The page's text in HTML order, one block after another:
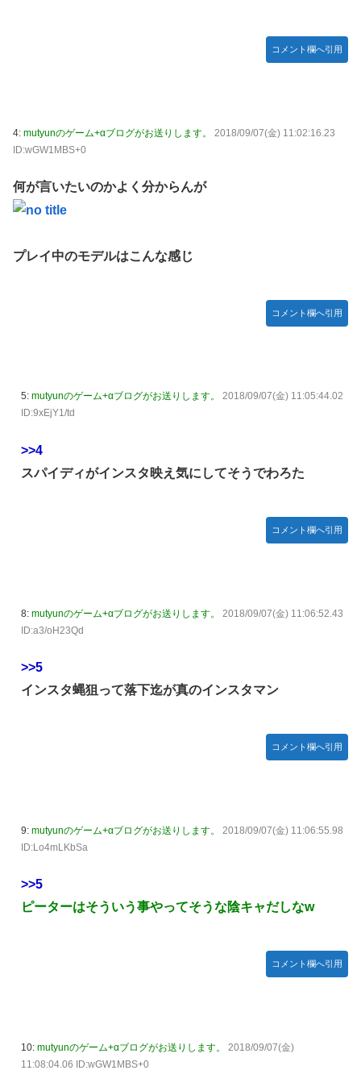
コメント欄へ引用
4: mutyunのゲーム+αブログがお送りします。
2018/09/07(金) 11:02:16.23
ID:wGW1MBS+0
何が言いたいのかよく分からんが
プレイ中のモデルはこんな感じ
コメント欄へ引用
5: mutyunのゲーム+αブログがお送りします。
2018/09/07(金) 11:05:44.02
ID:9xEjY1/td
>>4
スパイディがインスタ映え気にしてそうでわろた
コメント欄へ引用
8: mutyunのゲーム+αブログがお送りします。
2018/09/07(金) 11:06:52.43
ID:a3/oH23Qd
>>5
インスタ蝿狙って落下迄が真のインスタマン
コメント欄へ引用
9: mutyunのゲーム+αブログがお送りします。
2018/09/07(金) 11:06:55.98
ID:Lo4mLKbSa
>>5
ピーターはそういう事やってそうな陰キャだしなw
コメント欄へ引用
10: mutyunのゲーム+αブログがお送りします。
2018/09/07(金)
11:08:04.06 ID:wGW1MBS+0